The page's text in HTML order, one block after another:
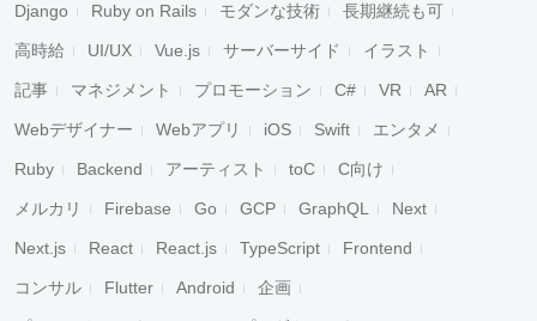
Django Ruby on Rails モダンな技術 長期継続も可
高時給 UI/UX Vue.js サーバーサイド イラスト
記事 マネジメント プロモーション C# VR AR
Webデザイナー Webアプリ iOS Swift エンタメ
Ruby Backend アーティスト toC C向け
メルカリ Firebase Go GCP GraphQL Next
Next.js React React.js TypeScript Frontend
コンサル Flutter Android 企画